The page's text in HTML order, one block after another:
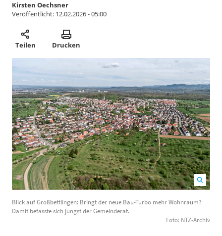
Kirsten Oechsner
Veröffentlicht: 12.02.2026 - 05:00
Teilen Drucken
mehr Wohnraum? Damit befasste sich jüngst der
Blick auf Großbettlingen: Bringt der neue Bau-Turbo mehr Wohnraum?
Damit befasste sich jüngst der Gemeinderat.
Foto: NTZ-Archiv